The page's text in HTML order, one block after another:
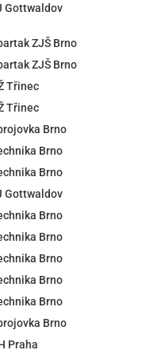
Gottwaldov
ZJŠ Brno
ZJŠ Brno
Třinec
Třinec
Brno
Brno
Brno
Gottwaldov
Brno
Brno
Brno
Brno
Brno
Brno
Praha